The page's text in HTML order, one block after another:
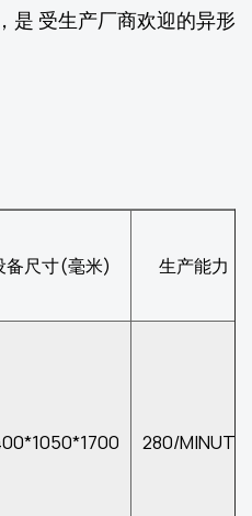
是 受生产厂商欢迎的异形
备尺寸(毫米) 生产能力
280/MINUTE